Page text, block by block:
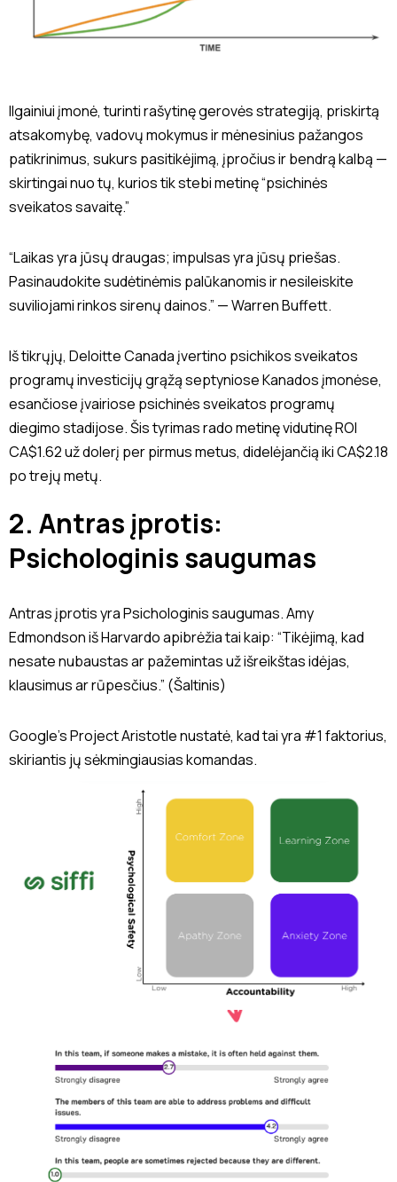
Ilgainiui įmonė, turinti rašytinę gerovės strategiją, priskirtą
atsakomybę, vadovų mokymus ir mėnesinius pažangos
patikrinimus, sukurs pasitikėjimą, įpročius ir bendrą kalbą —
skirtingai nuo tų, kurios tik stebi metinę “psichinės
sveikatos savaitę.”
“Laikas yra jūsų draugas; impulsas yra jūsų priešas.
Pasinaudokite sudėtinėmis palūkanomis ir nesileiskite
suviliojami rinkos sirenų dainos.” —Warren Buffett.
Iš tikrųjų, Deloitte Canada įvertino psichikos sveikatos
programų investicijų grąžą septyniose Kanados įmonėse,
esančiose įvairiose psichinės sveikatos programų
diegimo stadijose. Šis tyrimas rado metinę vidutinę ROI
CA$1.62 už dolerį per pirmus metus, didelėjančią iki CA$2.18
po trejų metų.
2. Antras įprotis:
Psichologinis saugumas
Antras įprotis yra Psichologinis saugumas. Amy
Edmondson iš Harvardo apibrėžia tai kaip: “Tikėjimą, kad
nesate nubaustas ar pažemintas už išreikštas idėjas,
klausimus ar rūpesčius.” (Šaltinis)
Google’sProject Aristotlenustatė, kad tai yra #1 faktorius,
skiriantis jų sėkmingiausias komandas.